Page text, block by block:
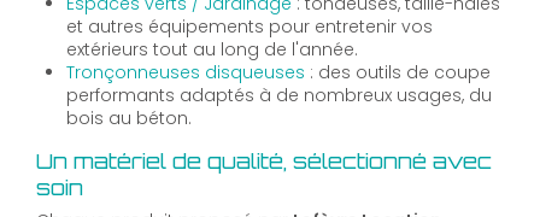
et autres équipements pour entretenir vos
extérieurs tout au long de l'année.
Tronçonneuses disqueuses : des outils de coupe
performants adaptés à de nombreux usages, du
bois au béton.
Un matériel de qualité, sélectionné avec
soin